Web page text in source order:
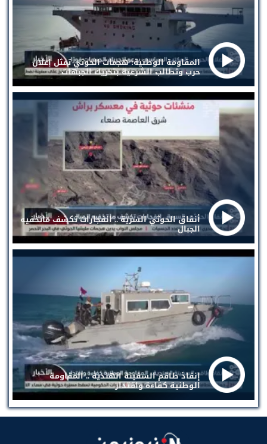
المقاومة الوطنية: هجمات الحوثي تمثل إعلان
حرب وتطالب الشرعية بتحريك الجبهات
أنفاق الحوثي السرية .. انفجارات تكشف ماتخفيه
الجبال
إنقاذ طاقم السفينة الهندية .. المقاومة
الوطنية كفاءة واقتدار